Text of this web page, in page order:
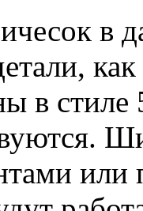
в
в